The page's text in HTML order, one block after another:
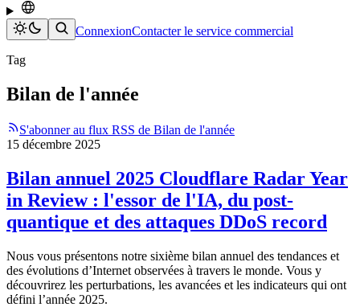
ConnexionContacter le service commercial
Tag
Bilan de l'année
S'abonner au flux RSS de Bilan de l'année
15 décembre 2025
Bilan annuel 2025 Cloudflare Radar Year
in Review : l'essor de l'IA, du post-
quantique et des attaques DDoS record
Nous vous présentons notre sixième bilan annuel des tendances et
des évolutions d’Internet observées à travers le monde. Vous y
découvrirez les perturbations, les avancées et les indicateurs qui ont
défini l’année 2025.